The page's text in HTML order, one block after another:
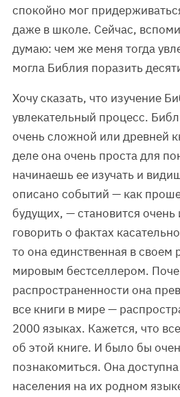
спокойно мог
даже в школе. Сейчас,
думаю: чем же меня тогда
могла Библия поразить
Хочу сказать, что изучение
увлекательный процесс.
очень сложной или древней
деле она очень проста для
начинаешь ее изучать и
описано событий — как
будущих, — становится очень
говорить о фактах
то она единственная в своем
мировым бестселлером.
распространенности она
все книги в мире —
2000 языках. Кажется, что
об этой книге. И было бы
познакомиться. Она
населения на их родном